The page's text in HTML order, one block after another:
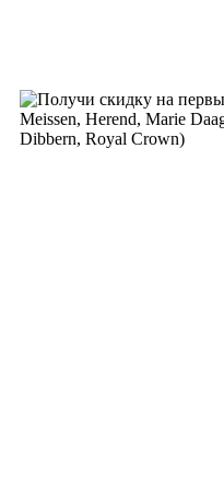
Получи скидку на
Meissen, Herend, Marie
Dibbern, Royal Crown)